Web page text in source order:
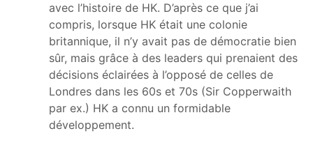
avec l’histoire de HK. D’après ce que j’ai
compris, lorsque HK était une colonie
britannique, il n’y avait pas de démocratie bien
sûr, mais grâce à des leaders qui prenaient des
décisions éclairées à l’opposé de celles de
Londres dans les 60s et 70s (Sir Copperwaith
par ex.) HK a connu un formidable
développement.